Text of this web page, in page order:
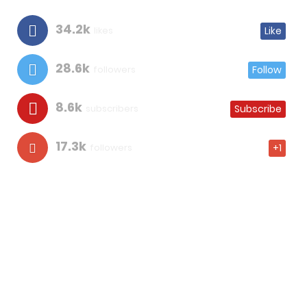
34.2k Like
28.6k Follow
8.6k Subscribe
17.3k +1